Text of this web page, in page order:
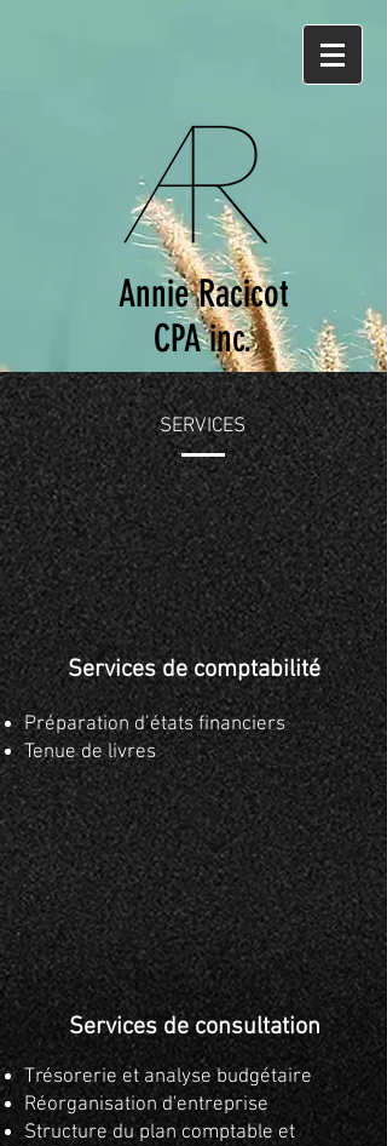
Annie Racicot
CPA inc.
Trésorerie et analyse budgétaire
Réorganisation d'entreprise
Structure du plan comptable et
SERVICES
Services de comptabilité
Préparation d’états financiers
Tenue de livres
Services de consultation